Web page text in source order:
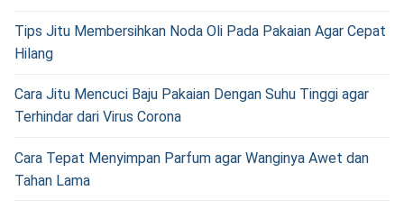
Tips Jitu Membersihkan Noda Oli Pada Pakaian Agar Cepat
Hilang
Cara Jitu Mencuci Baju Pakaian Dengan Suhu Tinggi agar
Terhindar dari Virus Corona
Cara Tepat Menyimpan Parfum agar Wanginya Awet dan
Tahan Lama